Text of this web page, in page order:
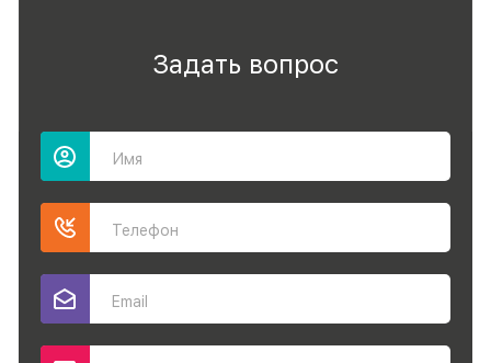
Задать вопрос
Имя
Телефон
Email